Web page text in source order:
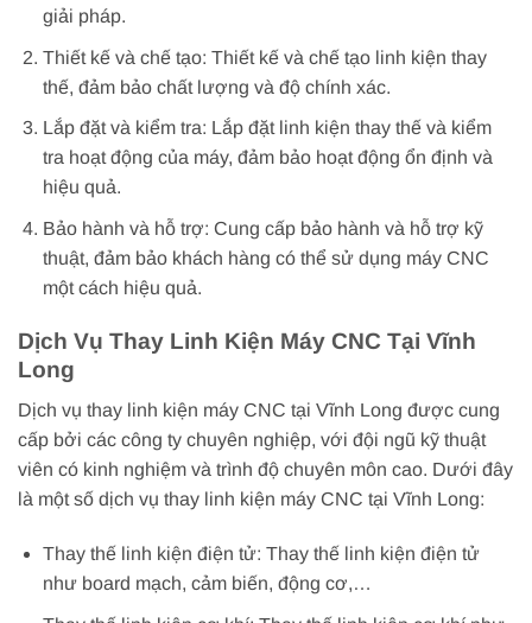
giải pháp.
Thiết kế và chế tạo: Thiết kế và chế tạo linh kiện thay
thế, đảm bảo chất lượng và độ chính xác.
Lắp đặt và kiểm tra: Lắp đặt linh kiện thay thế và kiểm
tra hoạt động của máy, đảm bảo hoạt động ổn định và
hiệu quả.
Bảo hành và hỗ trợ: Cung cấp bảo hành và hỗ trợ kỹ
thuật, đảm bảo khách hàng có thể sử dụng máy CNC
một cách hiệu quả.
Dịch Vụ Thay Linh Kiện Máy CNC Tại Vĩnh
Long
Dịch vụ thay linh kiện máy CNC tại Vĩnh Long được cung
cấp bởi các công ty chuyên nghiệp, với đội ngũ kỹ thuật
viên có kinh nghiệm và trình độ chuyên môn cao. Dưới đây
là một số dịch vụ thay linh kiện máy CNC tại Vĩnh Long:
Thay thế linh kiện điện tử: Thay thế linh kiện điện tử
như board mạch, cảm biến, động cơ,…